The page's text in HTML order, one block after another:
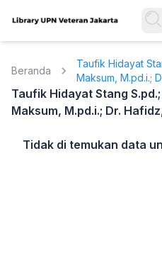
Beranda
Taufik Hidayat
Maksum, M.pd.i.;
Taufik Hidayat Stang
Maksum, M.pd.i.; Dr.
Tidak di temukan data